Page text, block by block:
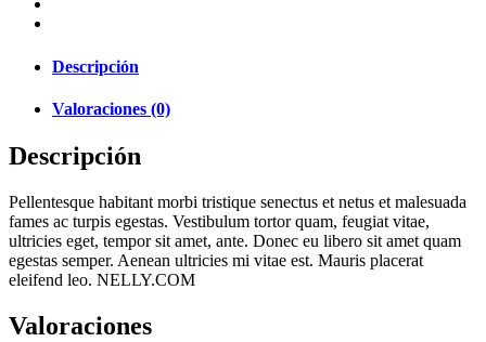
Descripción
Valoraciones (0)
Descripción
Pellentesque habitant morbi tristique senectus et netus et malesuada
fames ac turpis egestas. Vestibulum tortor quam, feugiat vitae,
ultricies eget, tempor sit amet, ante. Donec eu libero sit amet quam
egestas semper. Aenean ultricies mi vitae est. Mauris placerat
eleifend leo. NELLY.COM
Valoraciones